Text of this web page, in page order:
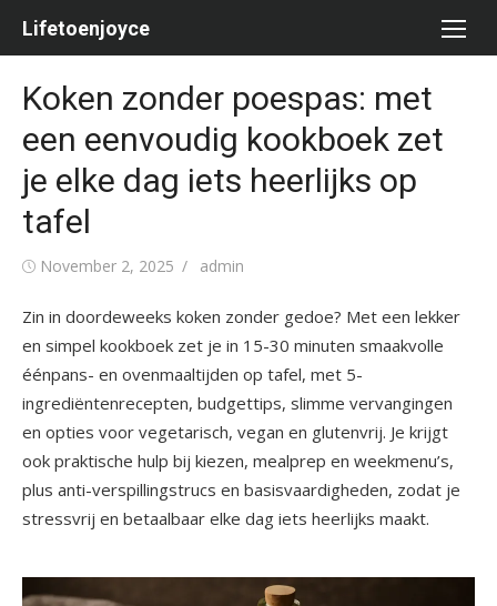
Lifetoenjoyce
Koken zonder poespas: met
een eenvoudig kookboek zet
je elke dag iets heerlijks op
tafel
Posted
November 2, 2025 Author
admin
Zin in doordeweeks koken zonder gedoe? Met een lekker
en simpel kookboek zet je in 15-30 minuten smaakvolle
éénpans- en ovenmaaltijden op tafel, met 5-
ingrediëntenrecepten, budgettips, slimme vervangingen
en opties voor vegetarisch, vegan en glutenvrij. Je krijgt
ook praktische hulp bij kiezen, mealprep en weekmenu’s,
plus anti-verspillingstrucs en basisvaardigheden, zodat je
stressvrij en betaalbaar elke dag iets heerlijks maakt.